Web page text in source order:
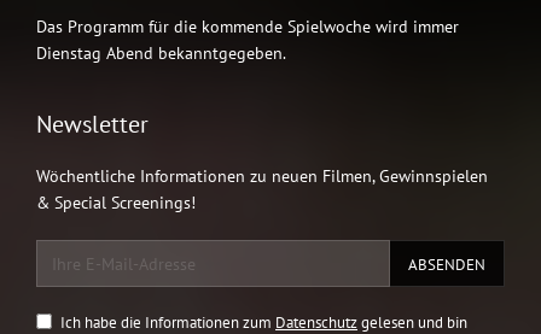
Das Programm für die kommende Spielwoche wird immer
Dienstag Abend bekanntgegeben.
Newsletter
Wöchentliche Informationen zu neuen Filmen, Gewinnspielen
& Special Screenings!
Ich habe die Informationen zum Datenschutzgelesen und bin